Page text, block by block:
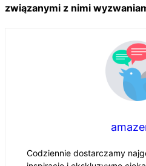
związanymi z nimi
Codziennie dostarczamy